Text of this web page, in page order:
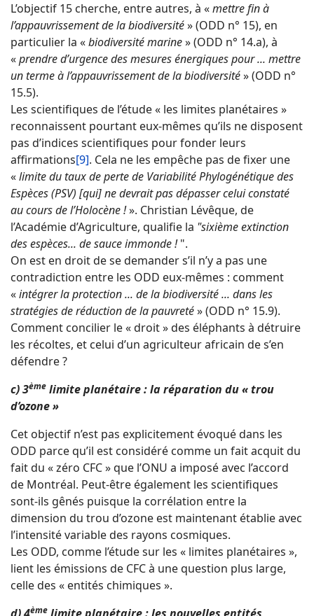
L’objectif 15 cherche, entre autres, à «mettre fin à
l’appauvrissement de la biodiversité» (ODD n° 15), en
particulier la «biodiversité marine» (ODD n° 14.a), à
«prendre d’urgence des mesures énergiques pour ... mettre
un terme à l’appauvrissement de la biodiversité» (ODD n°
15.5).
Les scientifiques de l’étude « les limites planétaires »
reconnaissent pourtant eux-mêmes qu’ils ne disposent
pas d’indices scientifiques pour fonder leurs
affirmations[9]. Cela ne les empêche pas de fixer une
«limite du taux de perte de Variabilité Phylogénétique des
Espèces (PSV) [qui] ne devrait pas dépasser celui constaté
au cours de l’Holocène !». Christian Lévêque, de
l’Académie d’Agriculture, qualifie la "sixième extinction
des espèces... de sauce immonde !".
On est en droit de se demander s’il n’y a pas une
contradiction entre les ODD eux-mêmes : comment
«intégrer la protection ... de la biodiversité ... dans les
stratégies de réduction de la pauvreté» (ODD n° 15.9).
Comment concilier le « droit » des éléphants à détruire
les récoltes, et celui d’un agriculteur africain de s’en
défendre ?
c) 3ème limite planétaire : la réparation du « trou
d’ozone »
Cet objectif n’est pas explicitement évoqué dans les
ODD parce qu’il est considéré comme un fait acquit du
fait du « zéro CFC » que l’ONU a imposé avec l’accord
de Montréal. Peut-être également les scientifiques
sont-ils gênés puisque la corrélation entre la
dimension du trou d’ozone est maintenant établie avec
l’intensité variable des rayons cosmiques.
Les ODD, comme l’étude sur les « limites planétaires »,
lient les émissions de CFC à une question plus large,
celle des « entités chimiques ».
ème